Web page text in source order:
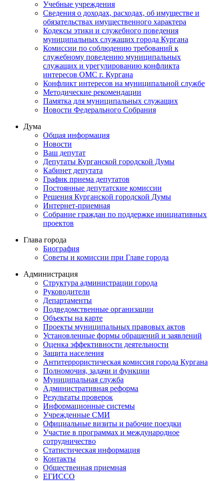
Учебные учреждения
Сведения о доходах, расходах, об имуществе и
обязательствах имущественного характера
Кодексы этики и служебного поведения
муниципальных служащих города Кургана
Комиссии по соблюдению требований к
служебному поведению муниципальных
служащих и урегулированию конфликта
интересов ОМС г. Кургана
Конфликт интересов на муниципальной службе
Методические рекомендации
Памятка для муниципальных служащих
Новости Федерального Cобрания
Дума
Общая информация
Новости
Ваш депутат
Депутаты Курганской городской Думы
Кабинет депутата
График приема депутатов
Постоянные депутатские комиссии
Решения Курганской городской Думы
Интернет-приемная
Собрание граждан по поддержке инициативных
проектов
Глава города
Биография
Советы и комиссии при Главе города
Администрация
Структура администрации города
Руководители
Департаменты
Подведомственные организации
Объекты на карте
Проекты муниципальных правовых актов
Установленные формы обращений и заявлений
Оценка эффективности деятельности
Защита населения
Антитеррористическая комиссия города Кургана
Полномочия, задачи и функции
Муниципальная служба
Административная реформа
Результаты проверок
Информационные системы
Учрежденные СМИ
Официальные визиты и рабочие поездки
Участие в программах и международное
сотрудничество
Статистическая информация
Контакты
Общественная приемная
ЕГИССО